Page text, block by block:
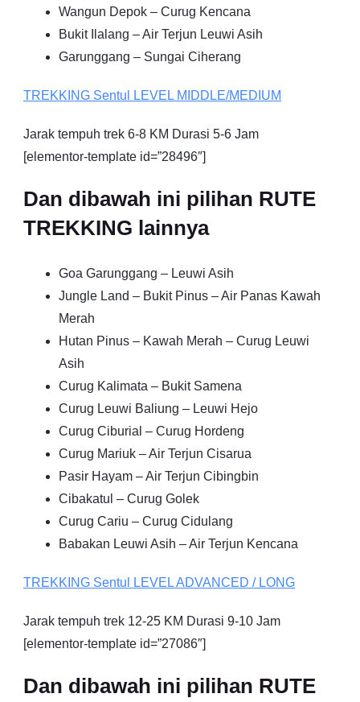
Wangun Depok – Curug Kencana
Bukit Ilalang – Air Terjun Leuwi Asih
Garunggang – Sungai Ciherang
TREKKING Sentul LEVEL MIDDLE/MEDIUM
Jarak tempuh trek 6-8 KM Durasi 5-6 Jam
[elementor-template id=”28496″]
Dan dibawah ini pilihan RUTE
TREKKING lainnya
Goa Garunggang – Leuwi Asih
Jungle Land – Bukit Pinus – Air Panas Kawah
Merah
Hutan Pinus – Kawah Merah – Curug Leuwi
Asih
Curug Kalimata – Bukit Samena
Curug Leuwi Baliung – Leuwi Hejo
Curug Ciburial – Curug Hordeng
Curug Mariuk – Air Terjun Cisarua
Pasir Hayam – Air Terjun Cibingbin
Cibakatul – Curug Golek
Curug Cariu – Curug Cidulang
Babakan Leuwi Asih – Air Terjun Kencana
TREKKING Sentul LEVEL ADVANCED / LONG
Jarak tempuh trek 12-25 KM Durasi 9-10 Jam
[elementor-template id=”27086″]
Dan dibawah ini pilihan RUTE